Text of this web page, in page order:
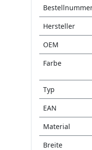
Hersteller
OEM
Farbe
Typ
EAN
Material
Breite